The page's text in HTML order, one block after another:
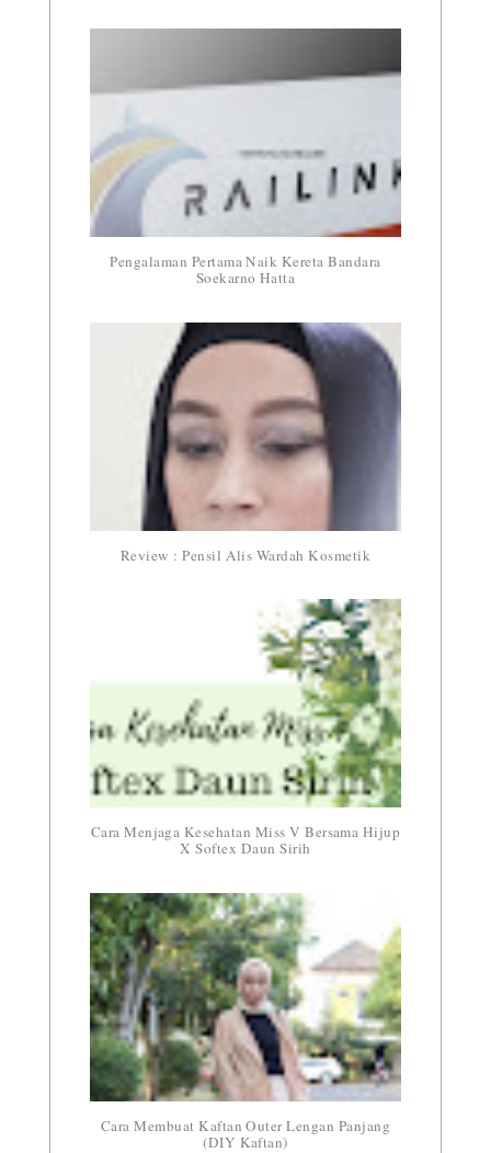
Pengalaman Pertama Naik Kereta Bandara
Soekarno Hatta
Review : Pensil Alis Wardah Kosmetik
Cara Menjaga Kesehatan Miss V Bersama Hijup
X Softex Daun Sirih
Cara Membuat Kaftan Outer Lengan Panjang
(DIY Kaftan)